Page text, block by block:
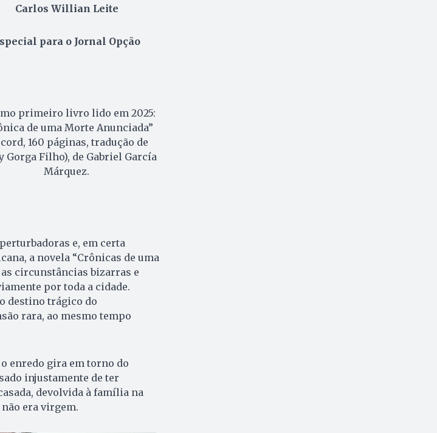
Carlos Willian Leite
para o Jornal Opção
primeiro livro lido em 2025:
de uma Morte Anunciada”
160 páginas, tradução de
Gorga Filho), de Gabriel García
Márquez.
e, em certa
a novela “Crônicas de uma
as circunstâncias bizarras e
por toda a cidade.
destino trágico do
rara, ao mesmo tempo
enredo gira em torno do
injustamente de ter
devolvida à família na
era virgem.